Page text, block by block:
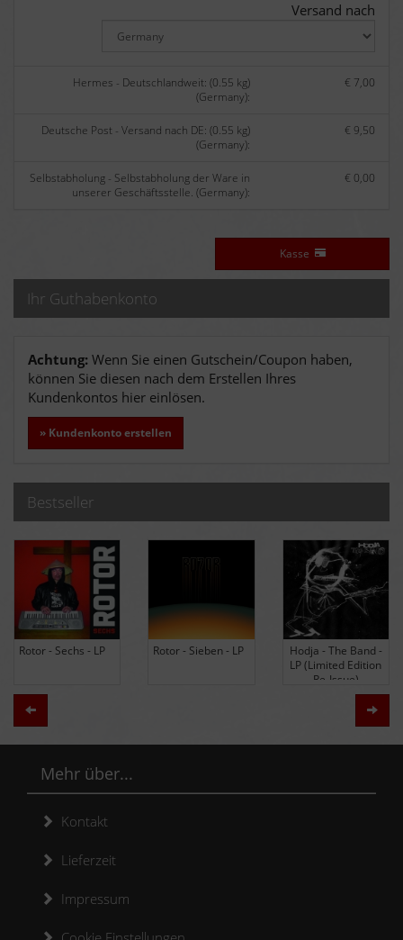
Versand nach
Hermes - Deutschlandweit: (0.55 kg)
(Germany):
€ 7,00
Deutsche Post - Versand nach DE: (0.55 kg)
(Germany):
€ 9,50
Selbstabholung - Selbstabholung der Ware in
unserer Geschäftsstelle. (Germany):
€ 0,00
Kasse
Ihr Guthabenkonto
Achtung: Wenn Sie einen Gutschein/Coupon haben,
können Sie diesen nach dem Erstellen Ihres
Kundenkontos hier einlösen.
» Kundenkonto erstellen
Bestseller
Rotor - Sechs - LP Rotor - Sieben - LP
Hodja - The Band -
LP (Limited Edition
Re-Issue)
Zurück
Mehr über...
Kontakt
Lieferzeit
Impressum